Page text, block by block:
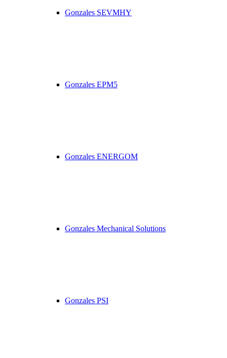
Gonzales SEVMHY
Gonzales EPM5
Gonzales ENERGOM
Gonzales Mechanical Solutions
Gonzales PSI